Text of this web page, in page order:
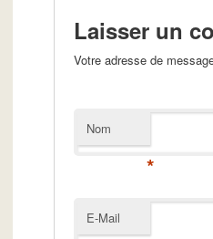
Laisser un
Votre adresse de
Nom
*
E-Mail